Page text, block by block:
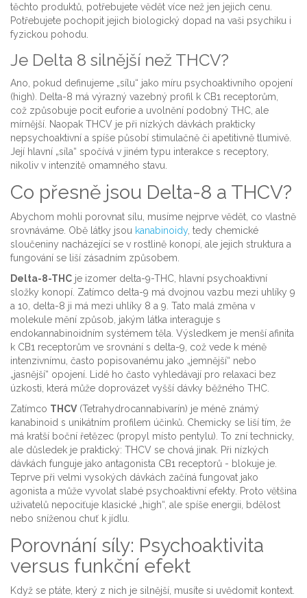
těchto produktů, potřebujete vědět více než jen jejich cenu.
Potřebujete pochopit jejich biologický dopad na vaši psychiku i
fyzickou pohodu.
Je Delta 8 silnější než THCV?
Ano, pokud definujeme „sílu“ jako míru psychoaktivního opojení
(high). Delta-8 má výrazný vazebný profil k CB1 receptorům,
což způsobuje pocit euforie a uvolnění podobný THC, ale
mírnější. Naopak THCV je při nízkých dávkách prakticky
nepsychoaktivní a spíše působí stimulačně či apetitivně tlumivě.
Její hlavní „síla“ spočívá v jiném typu interakce s receptory,
nikoliv v intenzitě omamného stavu.
Co přesně jsou Delta-8 a THCV?
Abychom mohli porovnat sílu, musíme nejprve vědět, co vlastně
srovnáváme. Obě látky jsou kanabinoidy, tedy chemické
sloučeniny nacházející se v rostlině konopí, ale jejich struktura a
fungování se liší zásadním způsobem.
Delta-8-THC je izomer delta-9-THC, hlavní psychoaktivní
složky konopí . Zatímco delta-9 má dvojnou vazbu mezi uhlíky 9
a 10, delta-8 ji má mezi uhlíky 8 a 9. Tato malá změna v
molekule mění způsob, jakým látka interaguje s
endokannabinoidním systémem těla. Výsledkem je menší afinita
k CB1 receptorům ve srovnání s delta-9, což vede k méně
intenzivnímu, často popisovanému jako „jemnější“ nebo
„jasnější“ opojení. Lidé ho často vyhledávají pro relaxaci bez
úzkosti, která může doprovázet vyšší dávky běžného THC.
Zatímco THCV(Tetrahydrocannabivarín) je méně známý
kanabinoid s unikátním profilem účinků . Chemicky se liší tím, že
má kratší boční řetězec (propyl místo pentylu). To zní technicky,
ale důsledek je praktický: THCV se chová jinak. Při nízkých
dávkách funguje jako antagonista CB1 receptorů - blokuje je.
Teprve při velmi vysokých dávkách začíná fungovat jako
agonista a může vyvolat slabé psychoaktivní efekty. Proto většina
uživatelů nepociťuje klasické „high“, ale spíše energii, bdělost
nebo sníženou chuť k jídlu.
Porovnání síly: Psychoaktivita
versus funkční efekt
Když se ptáte, který z nich je silnější, musíte si uvědomit kontext.